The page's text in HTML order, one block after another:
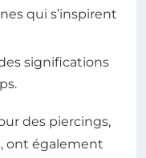
qui s’inspirent
significations
des piercings,
ont également